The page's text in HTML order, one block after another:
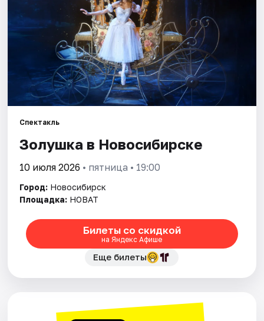
Экскурсии
События
Площадки
Артисты
Рейтинги
Спектакль
Золушка в Новосибирске
10 июля 2026 • пятница • 19:00
Город: Новосибирск
Площадка: НОВАТ
Билеты со скидкой
на Яндекс Афише
Еще билеты